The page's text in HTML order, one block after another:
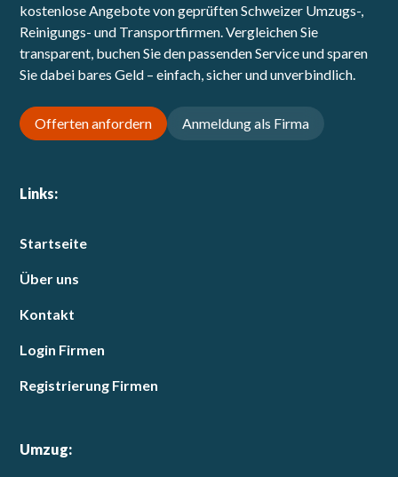
kostenlose Angebote von geprüften Schweizer Umzugs-,
Reinigungs- und Transportfirmen. Vergleichen Sie
transparent, buchen Sie den passenden Service und sparen
Sie dabei bares Geld – einfach, sicher und unverbindlich.
Offerten anfordern Anmeldung als Firma
Links:
Startseite
Über uns
Kontakt
Login Firmen
Registrierung Firmen
Umzug: